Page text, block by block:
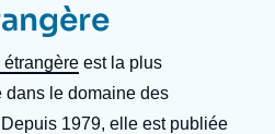
étrangère est la plus
dans le domaine des
1979, elle est publiée